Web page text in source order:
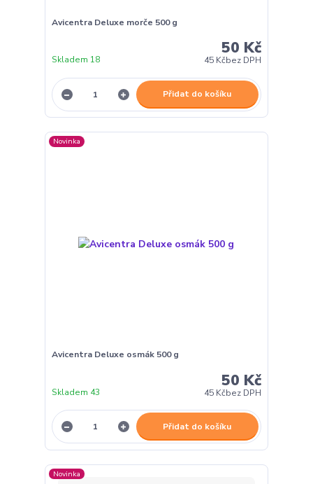
Avicentra Deluxe morče 500 g
50 Kč
45 Kčbez DPH
Skladem 18
Přidat do košíku
Novinka
Avicentra Deluxe osmák 500 g
50 Kč
45 Kčbez DPH
Skladem 43
Přidat do košíku
Novinka